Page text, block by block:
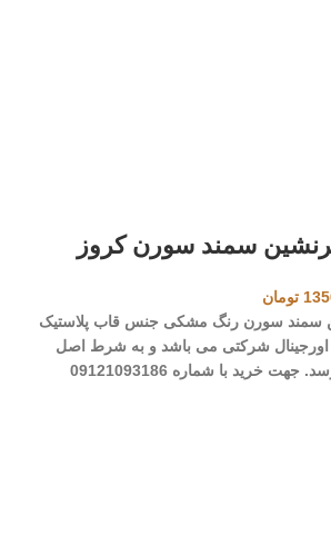
سمند سورن کروز
1750000 تومان
تومان
فعلی
1350000 تومان
است.
سمند سورن رنگ مشکی جنس قاب پلاستیک
شرکتی می باشد و به شرط اصل
جهت خرید با شماره 09121093186